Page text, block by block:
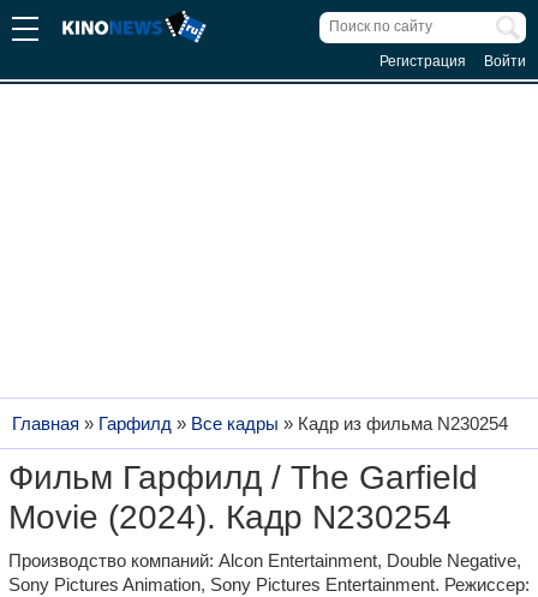
Регистрация Войти
Главная » Гарфилд » Все кадры » Кадр из фильма N230254
Фильм Гарфилд / The Garfield
Movie (2024). Кадр N230254
Производство компаний: Alcon Entertainment, Double Negative,
Sony Pictures Animation, Sony Pictures Entertainment. Режиссер: